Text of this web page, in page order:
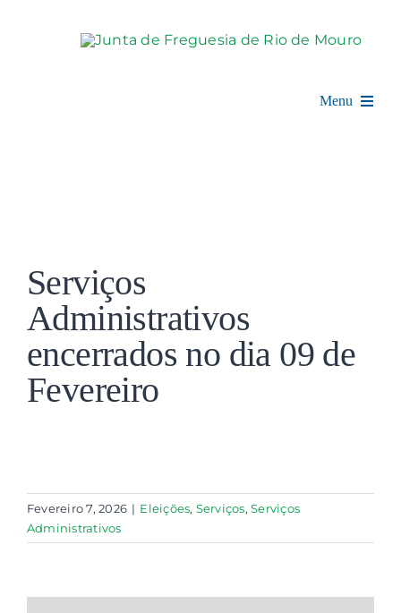
Menu
Notícias e Eventos
Espaço Cultural
Associações
Larger
Image
Serviços
Administrativos
encerrados no dia 09 de
Fevereiro
Fevereiro 7, 2026 | Eleições, Serviços,Serviços
Administrativos